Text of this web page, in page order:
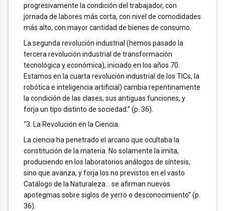
progresivamente la condición del trabajador, con
jornada de labores más corta, con nivel de comodidades
más alto, con mayor cantidad de bienes de consumo.
La segunda revolución industrial (hemos pasado la
tercera revolución industrial de transformación
tecnológica y económica), iniciado en los años 70.
Estamos en la cuarta revolución industrial de los TICs, la
robótica e inteligencia artificial) cambia repentinamente
la condición de las clases, sus antiguas funciones, y
forja un tipo distinto de sociedad.” (p. 36).
“3. La Revolución en la Ciencia.
La ciencia ha penetrado el arcano que ocultaba la
constitución de la materia. No solamente la imita,
produciendo en los laboratorios análogos de síntesis,
sino que avanza, y forja los no previstos en el vasto
Catálogo de la Naturaleza… se afirman nuevos
apotegmas sobre siglos de yerro o desconocimiento” (p.
36).